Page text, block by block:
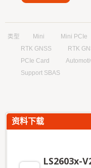
类型 Mini Mini PCIe
RTK GNSS
RTK
PCIe Card
Support SBAS
资料下载
LS2603x-